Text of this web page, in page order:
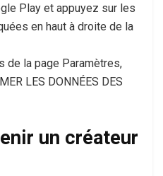
Play et appuyez sur les
en haut à droite de la
de la page Paramètres,
LES DONNÉES DES
un créateur